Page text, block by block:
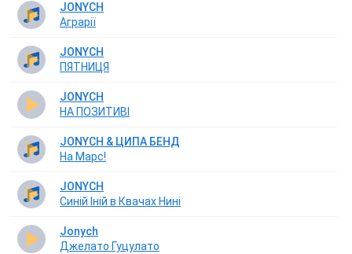
JONYCH
Аграрії
JONYCH
ПЯТНИЦЯ
JONYCH
НА ПОЗИТИВІ
JONYCH & ЦИПА БЕНД
На Марс!
JONYCH
Синій Іній в Квачах Нині
Jonych
Джелато Гуцулато